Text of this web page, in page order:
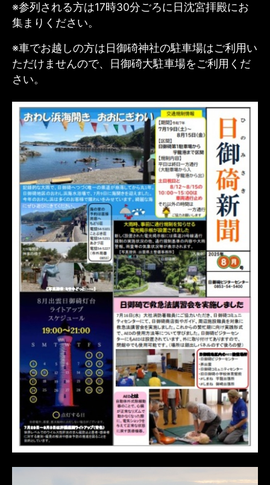
※参列される方は17時30分ごろに日沈宮拝殿にお
集まりください。
※車でお越しの方は日御碕神社の駐車場はご利用い
ただけませんので、日御碕大駐車場をご利用くだ
さい。